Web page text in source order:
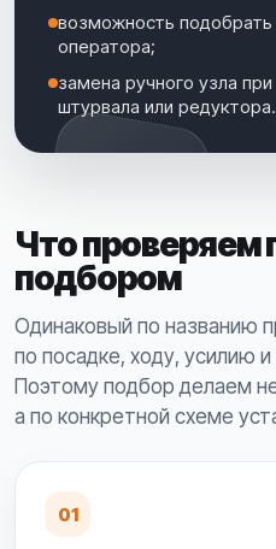
возможность
оператора;
замена ручного узла
штурвала или редуктора.
Что проверяем
подбором
Одинаковый по названию
по посадке, ходу, усилию
Поэтому подбор делаем
а по конкретной схеме
01